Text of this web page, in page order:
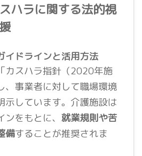
ハラに関する法的視
イドラインと活用方法
カスハラ指針（2020年施
、事業者に対して職場環境
示しています。介護施設は
をもとに、 就業規則や苦
備することが推奨されま